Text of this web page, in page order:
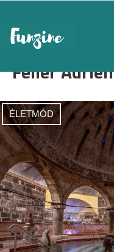
Feller
ÉLETMÓD